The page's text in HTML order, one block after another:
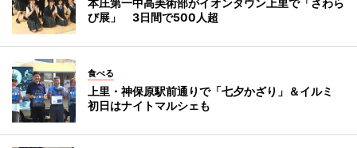
本庄第一中高美術部がイオンタウン上里で「さわら
び展」 3日間で500人超
食べる
上里・神保原駅前通りで「七夕かざり」＆イルミ
初日はナイトマルシェも